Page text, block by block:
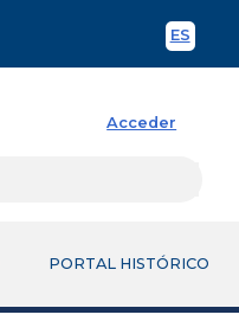
ES
Acceder
PORTAL HISTÓRICO